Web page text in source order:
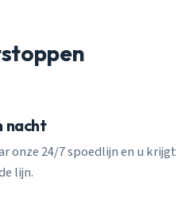
nacht
onze 24/7 spoedlijn en u krijgt
lijn.